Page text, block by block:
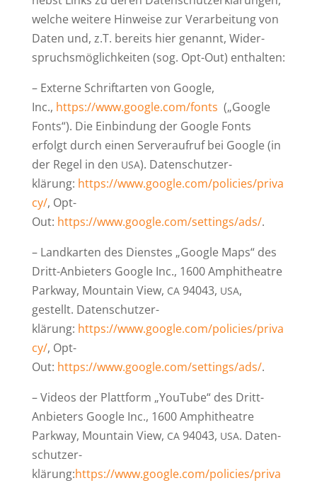
welche weitere Hin­weise zur Ver­ar­beitung von
Daten und, z.T. bereits hier genannt, Wider­
spruchs­mög­lich­keiten (sog. Opt-Out) enthalten:
– Externe Schrift­arten von Google,
Inc., https://www.google.com/fonts („Google
Fonts“). Die Ein­bindung der Google Fonts
erfolgt durch einen Ser­ver­aufruf bei Google (in
der Regel in den USA). Daten­schutz­er­
klärung: https://www.google.com/policies/priva
cy/, Opt-
Out: https://www.google.com/settings/ads/.
– Land­karten des Dienstes „Google Maps“ des
Dritt-Anbieters Google Inc., 1600 Amphi­theatre
Parkway, Mountain View, CA94043, USA,
gestellt. Daten­schutz­er­
klärung: https://www.google.com/policies/priva
cy/, Opt-
Out: https://www.google.com/settings/ads/.
– Videos der Plattform „YouTube“ des Dritt-
Anbieters Google Inc., 1600 Amphi­theatre
Parkway, Mountain View, CA94043, USA. Daten­
schutz­er­
klärung:https://www.google.com/policies/priva